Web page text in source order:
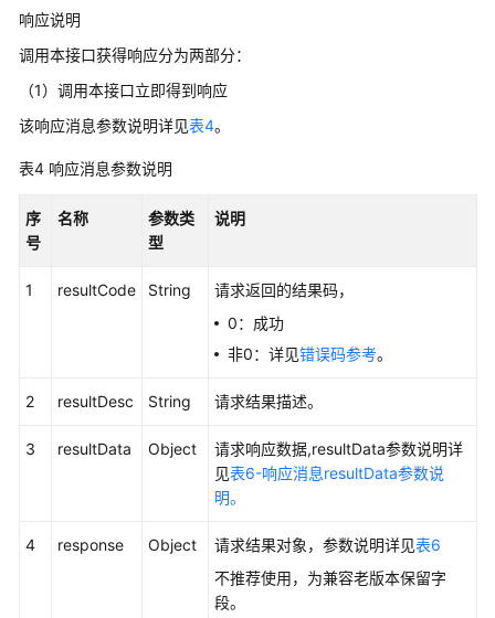
下
录
音
文
（扩
响应说明
调用本接口获得响应分为两部分：
（1）调用本接口立即得到响应
该响应消息参数说明详见表4。
表4 响应消息参数说明
序
号
名称
参数类
型
说明
1 resultCode String
请求返回的结果码，
0：成功
非0：详见错误码参考。
2 resultDesc String 请求结果描述。
3 resultData Object
请求响应数据,resultData参数说明详
见表6-响应消息resultData参数说
明。
4 response Object 请求结果对象，参数说明详见表6
不推荐使用，为兼容老版本保留字
段。